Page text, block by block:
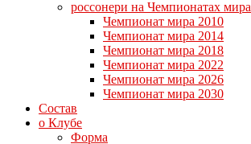
россонери на Чемпионатах мира
Чемпионат мира 2010
Чемпионат мира 2014
Чемпионат мира 2018
Чемпионат мира 2022
Чемпионат мира 2026
Чемпионат мира 2030
Состав
о Клубе
Форма